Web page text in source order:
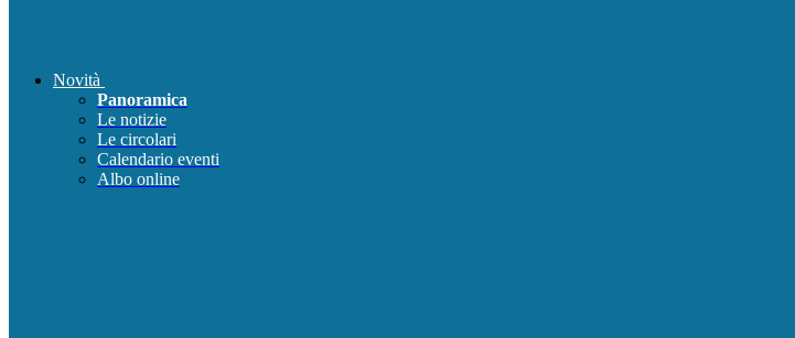
Novità
Panoramica
Le notizie
Le circolari
Calendario eventi
Albo online